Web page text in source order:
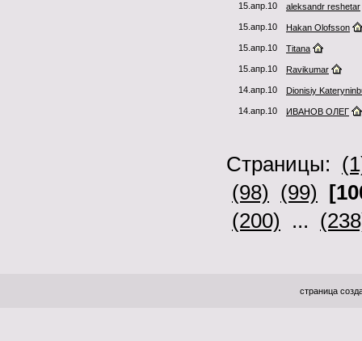
15.апр.10 aleksandr reshetar
15.апр.10 Hakan Olofsson
15.апр.10 Titana
15.апр.10 Ravikumar
14.апр.10 Dionisiy
14.апр.10 ИВАНОВ ОЛЕГ
Страницы:
(98) (99)
(200) ...
страница